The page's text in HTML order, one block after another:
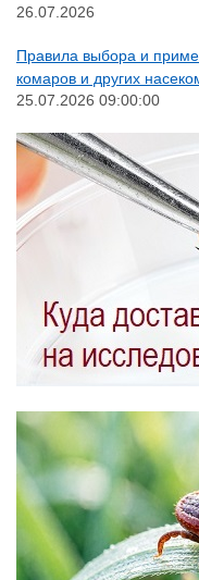
26.07.2026
Правила выбора и
комаров и других
25.07.2026 09:00:00